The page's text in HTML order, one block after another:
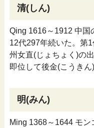
清(しん)
Qing 1616～1912 中国
12代297年続いた。第
州女直(じょちょく)の
即位して後金(こうきん
明(みん)
Ming 1368～1644 モ